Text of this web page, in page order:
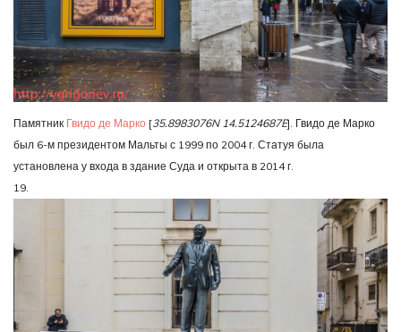
Памятник Гвидо де Марко [35.8983076N 14.5124687E]. Гвидо де Марко
был 6-м президентом Мальты с 1999 по 2004 г. Статуя была
установлена у входа в здание Суда и открыта в 2014 г.
19.